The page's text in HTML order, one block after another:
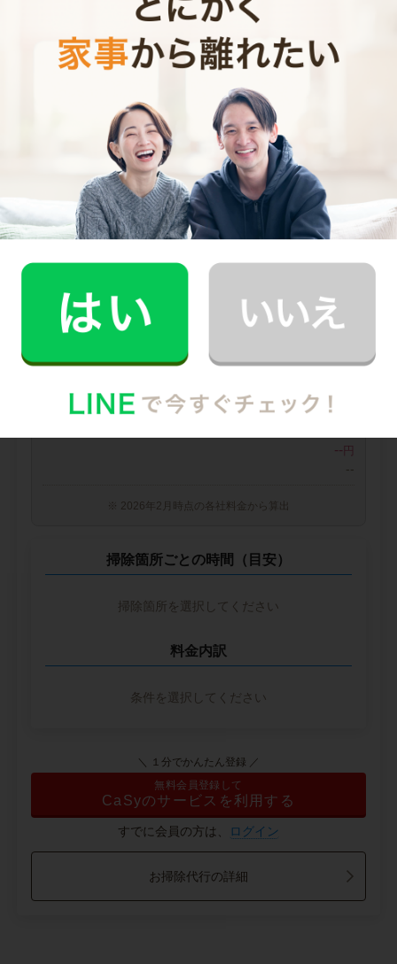
お見積り内容
料金（税込・交通費込）
--
他社との比較
中堅CH社
-- 円
--
※ 2026年2月時点の各社料金から算出
掃除箇所ごとの時間（目安）
掃除箇所を選択してください
料金内訳
条件を選択してください
＼ １分でかんたん登録 ／
無料会員登録して
CaSyのサービスを利用する
すでに会員の方は、 ログイン
お掃除代行の詳細